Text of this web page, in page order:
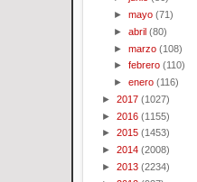
►mayo (71)
►abril (80)
►marzo (108)
►febrero (110)
►enero (116)
► 2017 (1027)
► 2016 (1155)
► 2015 (1453)
► 2014 (2008)
► 2013 (2234)